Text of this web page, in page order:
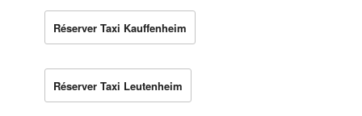
Réserver Taxi Kauffenheim
Réserver Taxi Leutenheim